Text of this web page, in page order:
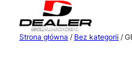
Strona główna / Bez kategorii /